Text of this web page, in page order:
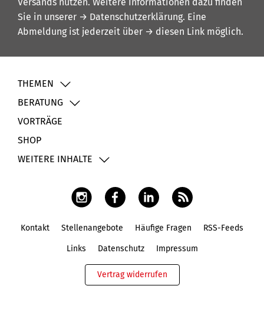
Sie in unserer → Datenschutzerklärung. Eine
Abmeldung ist jederzeit über → diesen Link möglich.
THEMEN
BERATUNG
VORTRÄGE
SHOP
WEITERE INHALTE
Kontakt Stellenangebote Häufige Fragen RSS-Feeds
Links Datenschutz Impressum
Vertrag widerrufen